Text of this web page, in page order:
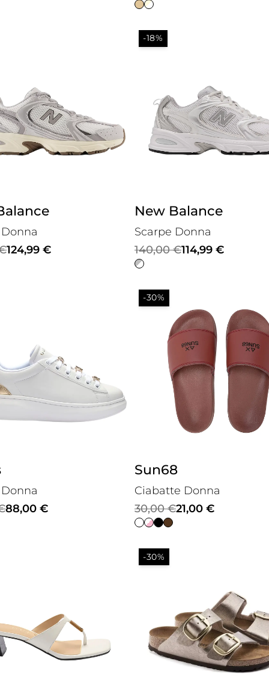
prezzo
era:
prezzo
è:
124,99€
-18%
New Balance
Scarpe Donna
140,00€
Il
prezzo
era:
140,00 €.
114,99 €
Il
prezzo
è:
114,99 €.
88,00€
-30%
Sun68
Ciabatte Donna
30,00€
Il
prezzo
era:
21,00 €
Il
prezzo
è:-30%